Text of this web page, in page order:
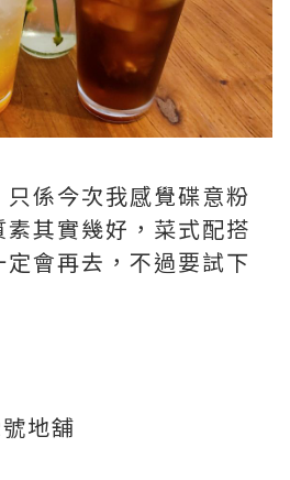
係今次我感覺碟意粉
其實幾好，菜式配搭
會再去，不過要試下
地舖